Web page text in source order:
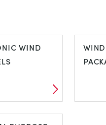
WIND
WIND